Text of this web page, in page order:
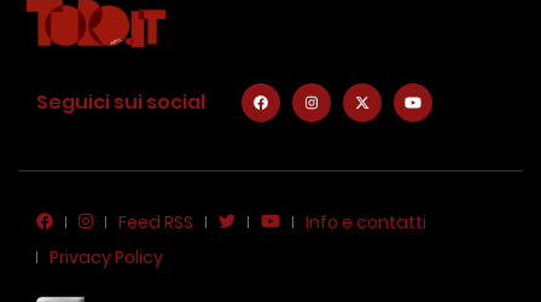
Seguici sui social
Feed RSS
Info e contatti
Privacy Policy